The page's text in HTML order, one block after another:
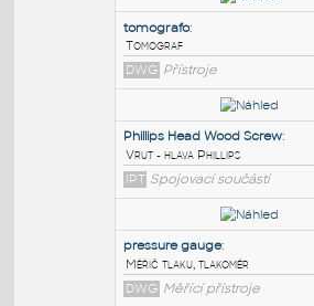
PODOBNÉ
tomografo:
Tomograf
DWG Přístroje